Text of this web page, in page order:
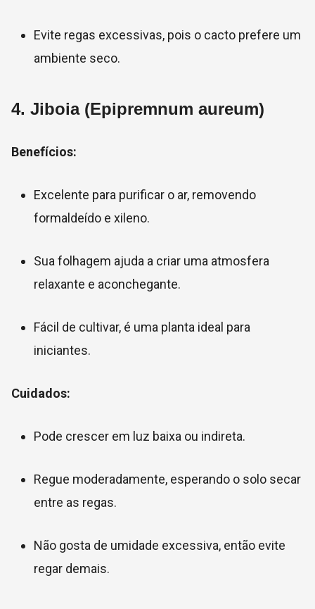
Evite regas excessivas, pois o cacto prefere um
ambiente seco.
4. Jiboia (Epipremnum aureum)
Benefícios:
Excelente para purificar o ar, removendo
formaldeído e xileno.
Sua folhagem ajuda a criar uma atmosfera
relaxante e aconchegante.
Fácil de cultivar, é uma planta ideal para
iniciantes.
Cuidados:
Pode crescer em luz baixa ou indireta.
Regue moderadamente, esperando o solo secar
entre as regas.
Não gosta de umidade excessiva, então evite
regar demais.